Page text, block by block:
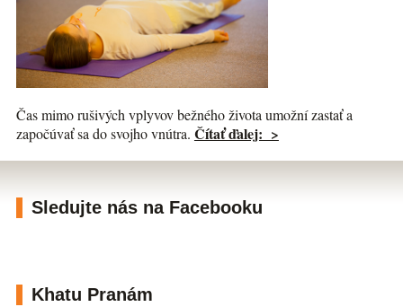
Čas mimo rušivých vplyvov bežného života umožní zastať a
započúvať sa do svojho vnútra. Čítať ďalej: >
Sledujte nás na Facebooku
Khatu Pranám